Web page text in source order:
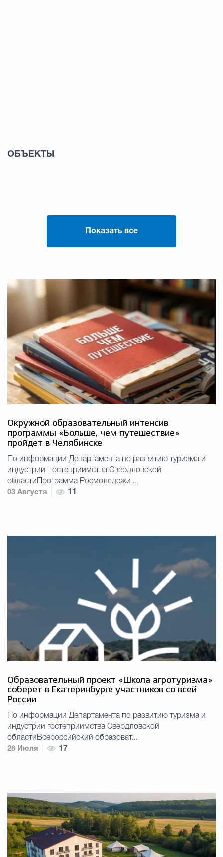
ОБЪЕКТЫ
Показать все
Окружной образовательный интенсив
программы «Больше, чем путешествие»
пройдет в Челябинске
По информации Департамента по развитию туризма и
индустрии гостеприимства Свердловской
областиПрограмма Росмолодежи ...
03 Августа
11
Образовательный проект «Школа агротуризма»
соберет в Екатеринбурге участников со всей
России
По информации Департамента по развитию туризма и
индустрии гостеприимства Свердловской
областиВсероссийский образоват...
28 Июля
17